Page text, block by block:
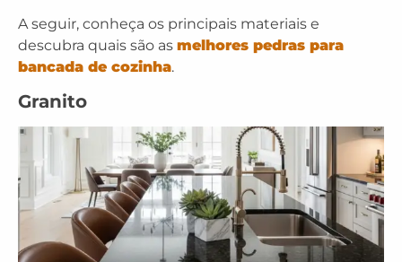
A seguir, conheça os principais materiais e
descubra quais são as melhores pedras para
bancada de cozinha.
Granito